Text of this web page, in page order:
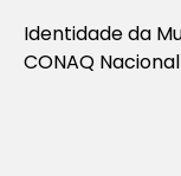
Identidade da
CONAQ Nacional